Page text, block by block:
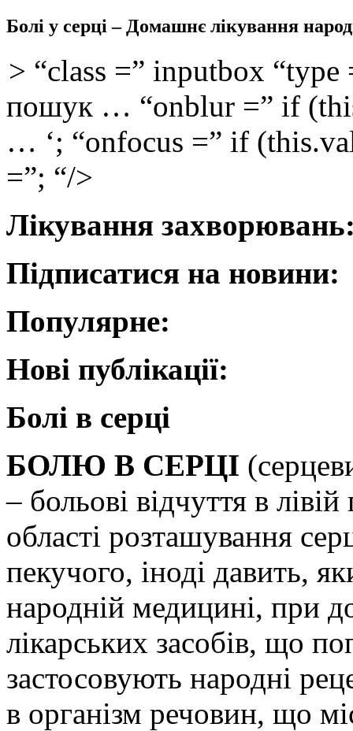
Болі у серці – Домашнє лікування
> “class =” inputbox “type
пошук … “onblur =” if
… ‘; “onfocus =” if
=”; “/>
Лікування
Підписатися на новини:
Популярне:
Нові публікації:
Болі в серці
БОЛЮ В СЕРЦІ
– больові відчуття в
області розташування
пекучого, іноді давить,
народній медицині, при
лікарських засобів, що
застосовують народні
в організм речовин, що